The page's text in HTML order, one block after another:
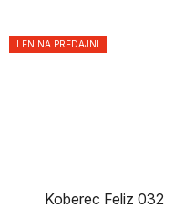
LEN NA PREDAJNI
Koberec Feliz 032